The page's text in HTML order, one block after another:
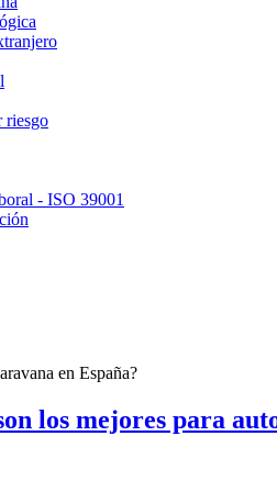
riesgo
- ISO 39001
en España?
los mejores para